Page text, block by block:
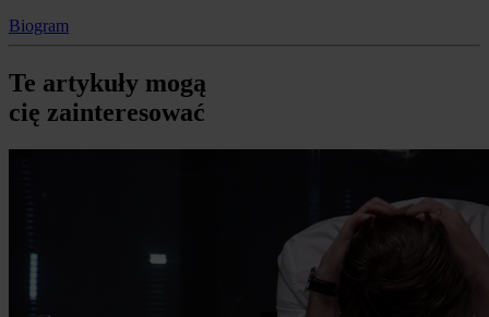
Biogram
Te artykuły mogą
cię zainteresować